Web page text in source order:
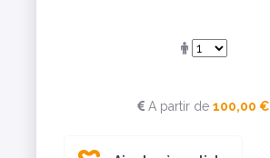
A partir de 100,00 €